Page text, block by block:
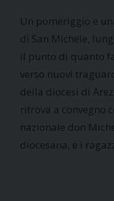
Un pomeriggio e
di San Michele,
il punto di quanto
verso nuovi
della diocesi di
ritrova a convegno
nazionale don
diocesana, e i